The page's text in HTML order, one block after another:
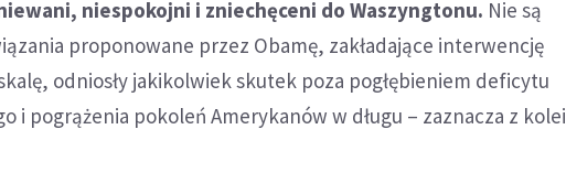
niespokojni i zniechęceni do Waszyngtonu. Nie są
proponowane przez Obamę, zakładające interwencję
odniosły jakikolwiek skutek poza pogłębieniem deficytu
i pogrążenia pokoleń Amerykanów w długu – zaznacza z kolei